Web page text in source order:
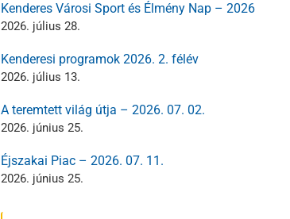
Kenderes Városi Sport és Élmény Nap – 2026
2026. július 28.
Kenderesi programok 2026. 2. félév
2026. július 13.
A teremtett világ útja – 2026. 07. 02.
2026. június 25.
Éjszakai Piac – 2026. 07. 11.
2026. június 25.